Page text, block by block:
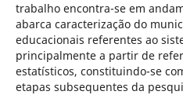
trabalho encontra-se em
abarca caracterização do
educacionais referentes ao
principalmente a partir de
estatísticos, constituindo-se
etapas subsequentes da